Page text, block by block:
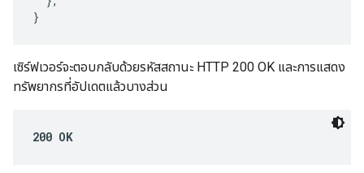
}
เซิร์ฟเวอร์จะตอบกลับด้วยรหัสสถานะ HTTP 200 OK และการแสดง
ทรัพยากรที่อัปเดตแล้วบางส่วน
200 OK